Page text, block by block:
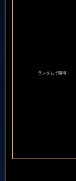
ランダムで獲得